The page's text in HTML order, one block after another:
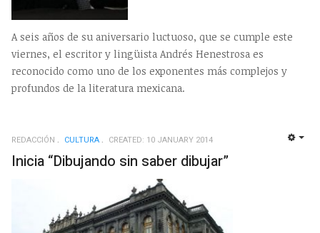
A seis años de su aniversario luctuoso, que se cumple este
viernes, el escritor y lingüista Andrés Henestrosa es
reconocido como uno de los exponentes más complejos y
profundos de la literatura mexicana.
REDACCIÓN CULTURA CREATED: 10 JANUARY 2014
Inicia “Dibujando sin saber dibujar”